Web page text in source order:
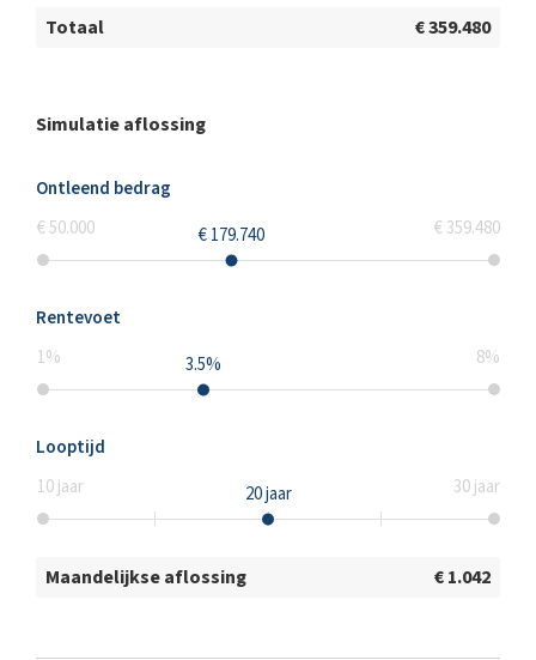
Totaal € 359.480
Simulatie aflossing
Ontleend bedrag
€ 50.000
€ 179.740 € 359.480
Rentevoet
1% 3.5% 8%
Looptijd
10jaar 20jaar 30jaar
Maandelijkse aflossing € 1.042